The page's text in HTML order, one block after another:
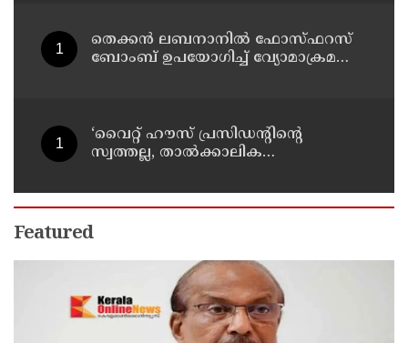
തെക്കൻ ലബനാനിൽ ഫോസ്ഫറസ്
ബോംബ് ഉപയോഗിച്ച് വ്യോമാക്രമണം
‘വൈറ്റ് ഹൗസ് പ്രസിഡന്റിന്റെ
സ്വത്തല്ല, താൽക്കാലിക
പൊളിച്ചുമാറ്റി ബോൾറൂം
നിർമിക്കാനുള്ള ട്രംപിന്റെ
നീക്കങ്ങൾക്ക് കോടതിയുടെ സ്റ്റേ
Featured